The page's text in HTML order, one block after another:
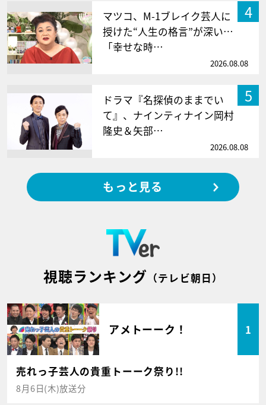
4
マツコ、M-1ブレイク芸人に
授けた“人生の格言”が深い…
「幸せな時…
2026.08.08
5
ドラマ『名探偵のままでい
て』、ナインティナイン岡村
隆史＆矢部…
2026.08.08
もっと見る
視聴ランキング （テレビ朝日）
アメトーーク！ 1
売れっ子芸人の貴重トーーク祭り!!
8月6日(木)放送分